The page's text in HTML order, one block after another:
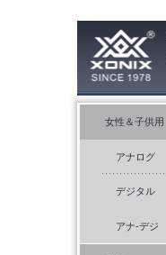
女性＆子供用
アナログ
デジタル
アナ-デジ